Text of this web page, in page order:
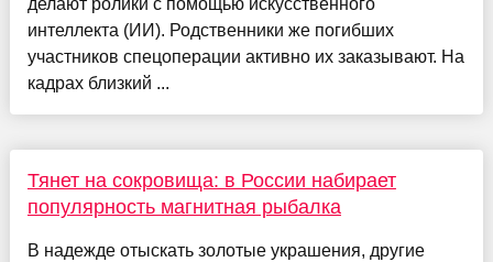
делают ролики с помощью искусственного
интеллекта (ИИ). Родственники же погибших
участников спецоперации активно их заказывают. На
кадрах близкий ...
Тянет на сокровища: в России набирает
популярность магнитная рыбалка
В надежде отыскать золотые украшения, другие